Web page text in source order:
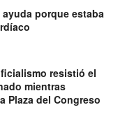
porque estaba
resistió el
mientras
Plaza del Congreso